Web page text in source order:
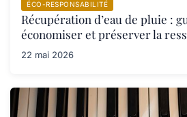
ÉCO-RESPONSABILITÉ
Récupération d’eau de pluie :
économiser et préserver la
22 mai 2026